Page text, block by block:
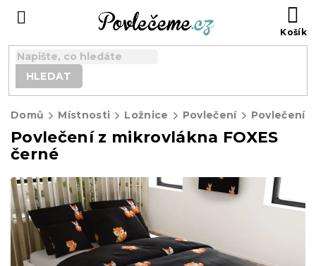
HLEDAT
Domů Místnosti Ložnice Povlečení Povlečení
Povlečení z mikrovlákna FOXES
černé